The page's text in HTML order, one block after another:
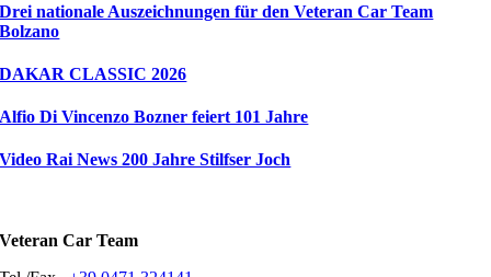
Drei nationale Auszeichnungen für den Veteran Car Team
Bolzano
DAKAR CLASSIC 2026
Alfio Di Vincenzo Bozner feiert 101 Jahre
Video Rai News 200 Jahre Stilfser Joch
Veteran Car Team